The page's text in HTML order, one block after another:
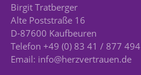
Birgit Tratberger
Alte Poststraße 16
D-87600 Kaufbeuren
Telefon +49 (0) 83 41 / 877 494
Email: info@herzvertrauen.de